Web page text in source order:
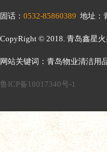
固话： 0532-85860389 地址：
CopyRight © 2018. 青岛鑫星
网站关键词：青岛物业清洁用
鲁ICP备18017340号-1